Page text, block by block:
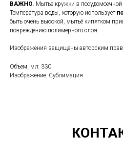
ВАЖНО. Мытье кружки в
Температура воды, которую использует
быть очень высокой, мытьё кипятком
повреждению полимерного слоя.
Изображения защищены авторским
Объем, мл: 330
Изображение: Сублимация